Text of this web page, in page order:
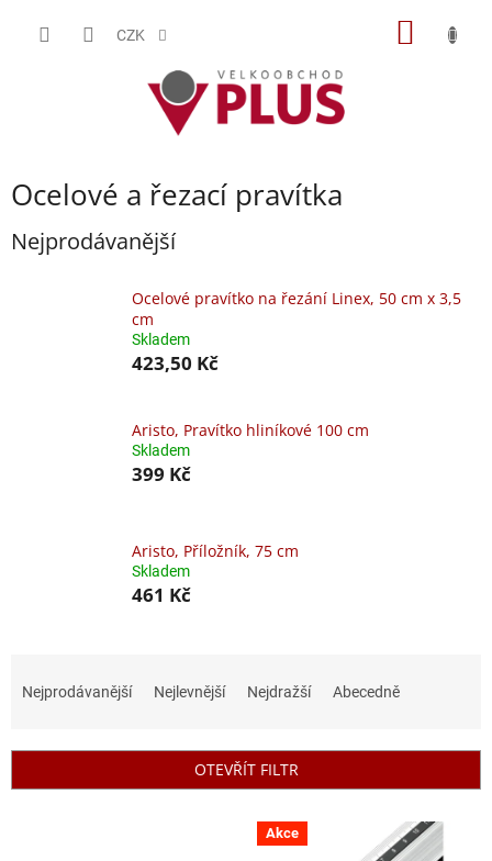
CZK
Ocelové a řezací pravítka
Nejprodávanější
Ocelové pravítko na řezání Linex, 50 cm x 3,5
cm
Skladem
423,50 Kč
Aristo, Pravítko hliníkové 100 cm
Skladem
399 Kč
Aristo, Příložník, 75 cm
Skladem
461 Kč
í
Nejprodávanější Nejlevnější Nejdražší Abecedně
OTEVŘÍT FILTR
Akce